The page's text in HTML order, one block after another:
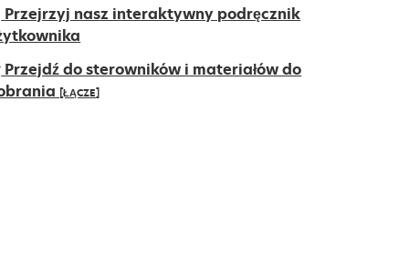
Przejrzyj nasz interaktywny podręcznik
Przejdź do sterowników i materiałów do
[ŁĄCZE]